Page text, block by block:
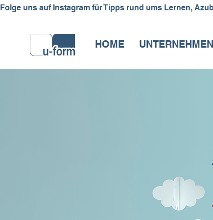
Folge uns auf Instagram für Tipps rund ums
HOME UNTERNEHMEN